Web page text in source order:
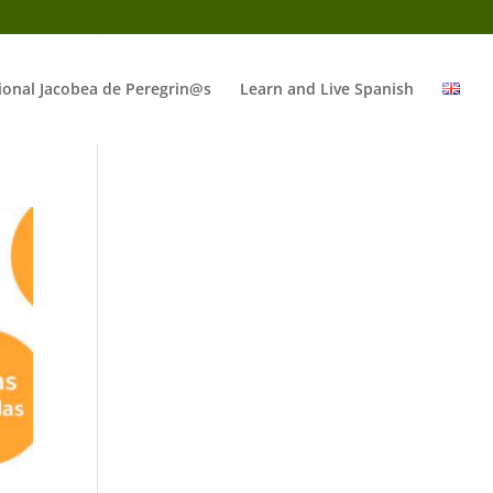
Jacobea de Peregrin@s Learn and Live Spanish